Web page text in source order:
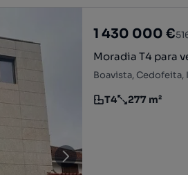
1 430 000 €
Moradia T4 para
Boavista, Cedofeita,
Tipologia
T4
Preço por metro
277 m²